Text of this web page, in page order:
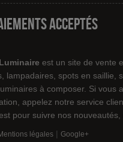
acceptés
est un site de vente
lampadaires, spots en saillie,
à composer. Si
appelez notre service
pour suivre nos
légales | Google+